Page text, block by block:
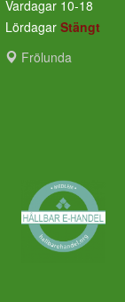
Vardagar 10-18
Lördagar Stängt
Frölunda